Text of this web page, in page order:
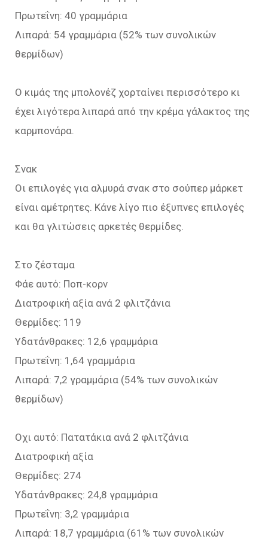
Πρωτεΐνη: 40 γραμμάρια
Λιπαρά: 54 γραμμάρια (52% των συνολικών
θερμίδων)
Ο κιμάς της μπολονέζ χορταίνει περισσότερο κι
έχει λιγότερα λιπαρά από την κρέμα γάλακτος της
καρμπονάρα.
Σνακ
Οι επιλογές για αλμυρά σνακ στο σούπερ μάρκετ
είναι αμέτρητες. Κάνε λίγο πιο έξυπνες επιλογές
και θα γλιτώσεις αρκετές θερμίδες.
Στο ζέσταμα
Φάε αυτό: Ποπ-κορν
Διατροφική αξία ανά 2 φλιτζάνια
Θερμίδες: 119
Υδατάνθρακες: 12,6 γραμμάρια
Πρωτεΐνη: 1,64 γραμμάρια
Λιπαρά: 7,2 γραμμάρια (54% των συνολικών
θερμίδων)
Οχι αυτό: Πατατάκια ανά 2 φλιτζάνια
Διατροφική αξία
Θερμίδες: 274
Υδατάνθρακες: 24,8 γραμμάρια
Πρωτεΐνη: 3,2 γραμμάρια
Λιπαρά: 18,7 γραμμάρια (61% των συνολικών